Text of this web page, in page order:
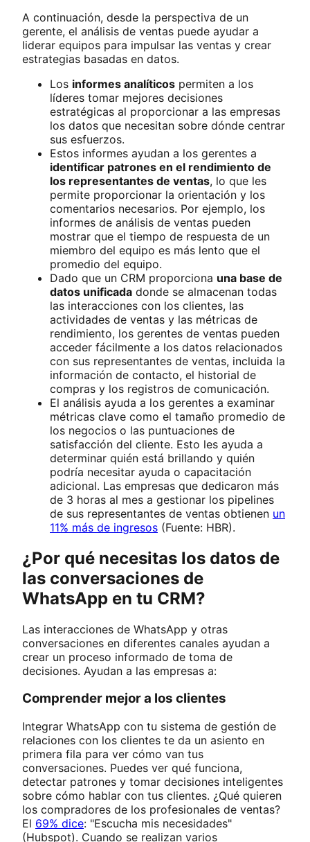
A continuación, desde la perspectiva de un
gerente, el análisis de ventas puede ayudar a
liderar equipos para impulsar las ventas y crear
estrategias basadas en datos.
Los informes analíticos permiten a los
líderes tomar mejores decisiones
estratégicas al proporcionar a las empresas
los datos que necesitan sobre dónde centrar
sus esfuerzos.
Estos informes ayudan a los gerentes a
identificar patrones en el rendimiento de
los representantes de ventas, lo que les
permite proporcionar la orientación y los
comentarios necesarios. Por ejemplo, los
informes de análisis de ventas pueden
mostrar que el tiempo de respuesta de un
miembro del equipo es más lento que el
promedio del equipo.
Dado que un CRM proporciona una base de
datos unificada donde se almacenan todas
las interacciones con los clientes, las
actividades de ventas y las métricas de
rendimiento, los gerentes de ventas pueden
acceder fácilmente a los datos relacionados
con sus representantes de ventas, incluida la
información de contacto, el historial de
compras y los registros de comunicación.
El análisis ayuda a los gerentes a examinar
métricas clave como el tamaño promedio de
los negocios o las puntuaciones de
satisfacción del cliente. Esto les ayuda a
determinar quién está brillando y quién
podría necesitar ayuda o capacitación
adicional. Las empresas que dedicaron más
de 3 horas al mes a gestionar los pipelines
de sus representantes de ventas obtienen un
11% más de ingresos (Fuente: HBR).
¿Por qué necesitas los datos de
las conversaciones de
WhatsApp en tu CRM?
Las interacciones de WhatsApp y otras
conversaciones en diferentes canales ayudan a
crear un proceso informado de toma de
decisiones. Ayudan a las empresas a:
Comprender mejor a los clientes
Integrar WhatsApp con tu sistema de gestión de
relaciones con los clientes te da un asiento en
primera fila para ver cómo van tus
conversaciones. Puedes ver qué funciona,
detectar patrones y tomar decisiones inteligentes
sobre cómo hablar con tus clientes. ¿Qué quieren
los compradores de los profesionales de ventas?
El 69% dice: "Escucha mis necesidades"
(Hubspot). Cuando se realizan varios